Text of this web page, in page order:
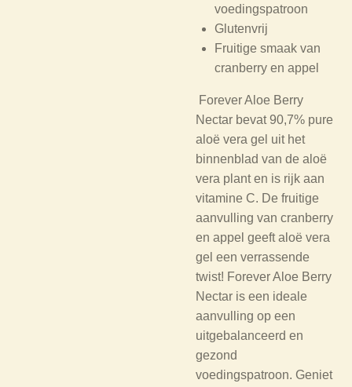
voedingspatroon
Glutenvrij
Fruitige smaak van
cranberry en appel
Forever Aloe Berry
Nectar bevat 90,7% pure
aloë vera gel uit het
binnenblad van de aloë
vera plant en is rijk aan
vitamine C. De fruitige
aanvulling van cranberry
en appel geeft aloë vera
gel een verrassende
twist! Forever Aloe Berry
Nectar is een ideale
aanvulling op een
uitgebalanceerd en
gezond
voedingspatroon. Geniet